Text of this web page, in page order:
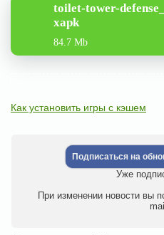
toilet-tower-
xapk
84.7 Mb
Как установить игры с кэшем
Подписаться на
Уже
При изменении новости вы